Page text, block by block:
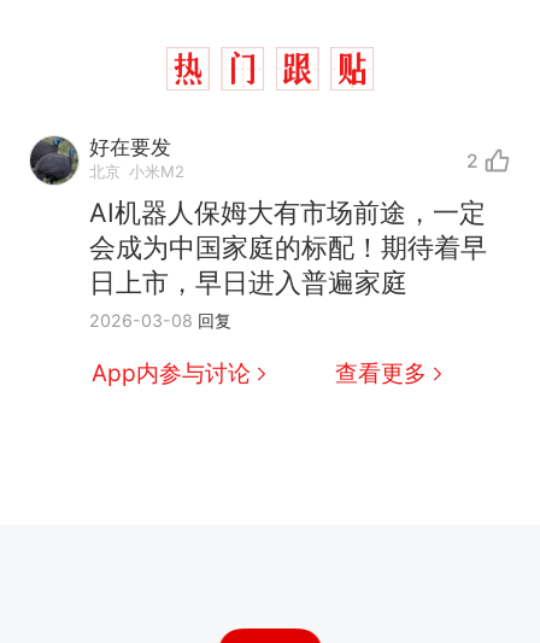
好在要发
北京 小米M2 2
AI机器人保姆大有市场前途，一定
会成为中国家庭的标配！期待着早
日上市，早日进入普遍家庭
2026-03-08 回复
App内参与讨论 查看更多